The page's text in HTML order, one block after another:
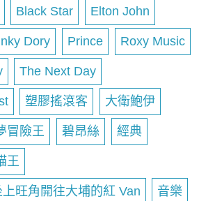
Black Star Elton John
Dory Prince Roxy Music
The Next Day
塑膠搖滾客 大衛鮑伊
冒險王 碧昂絲 經典
王
旺角開往大埔的紅 Van 音樂